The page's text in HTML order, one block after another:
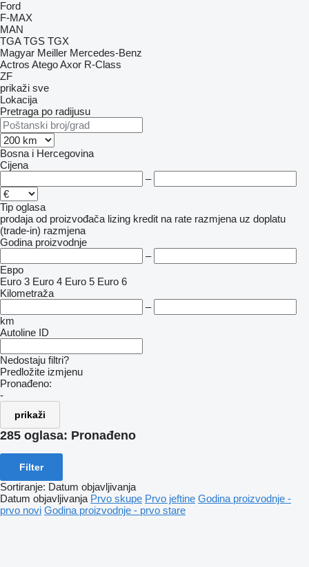
Ford
F-MAX
MAN
TGA TGS TGX
Magyar Meiller Mercedes-Benz
Actros AtegoAxor R-Class
ZF
prikaži sve
Lokacija
Pretraga po radijusu
Bosna i Hercegovina
Cijena
–
Tip oglasa
prodaja od proizvođača lizing kredit na rate razmjena uz doplatu
(trade-in) razmjena
Godina proizvodnje
–
Евро
Euro 3 Euro 4 Euro 5 Euro 6
Kilometraža
–
km
Autoline ID
Nedostaju filtri?
Predložite izmjenu
Pronađeno:
-
prikaži
285 oglasa: Pronađeno
Filter
Sortiranje: Datum objavljivanja
Datum objavljivanja Prvo skupe Prvo jeftine Godina proizvodnje -
prvo novi Godina proizvodnje - prvo stare